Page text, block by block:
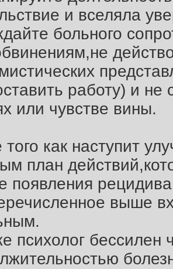
и вселяла
больного
работу) и не
или чувстве вины.
как наступит
план
появления
выше
психолог